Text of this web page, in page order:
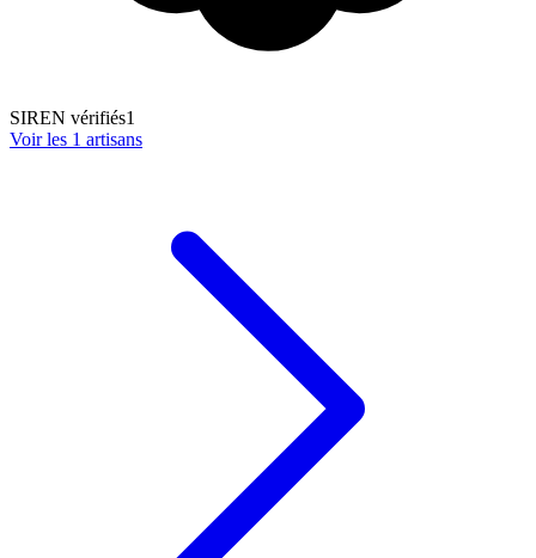
SIREN vérifiés1
Voir les 1 artisans